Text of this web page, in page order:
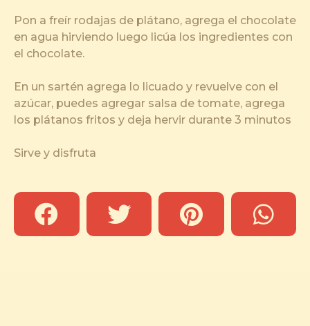
Pon a freír rodajas de plátano, agrega el chocolate
en agua hirviendo luego licúa los ingredientes con
el chocolate.
En un sartén agrega lo licuado y revuelve con el
azúcar, puedes agregar salsa de tomate, agrega
los plátanos fritos y deja hervir durante 3 minutos
Sirve y disfruta